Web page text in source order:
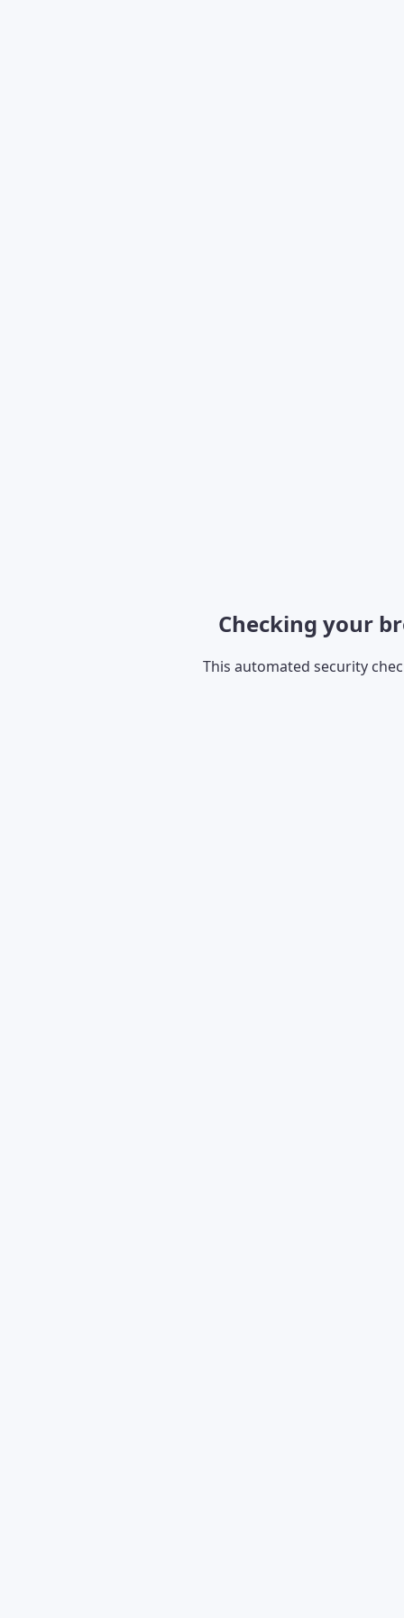
Checking your
This automated security